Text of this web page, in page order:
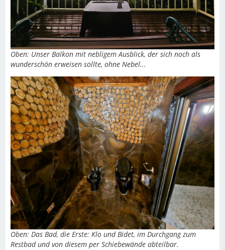
Oben: Unser Balkon mit nebligem Ausblick, der sich noch als
wunderschön erweisen sollte, ohne Nebel...
Oben: Das Bad, die Erste: Klo und Bidet, im Durchgang zum
Restbad und von diesem per Schiebewände abteilbar.